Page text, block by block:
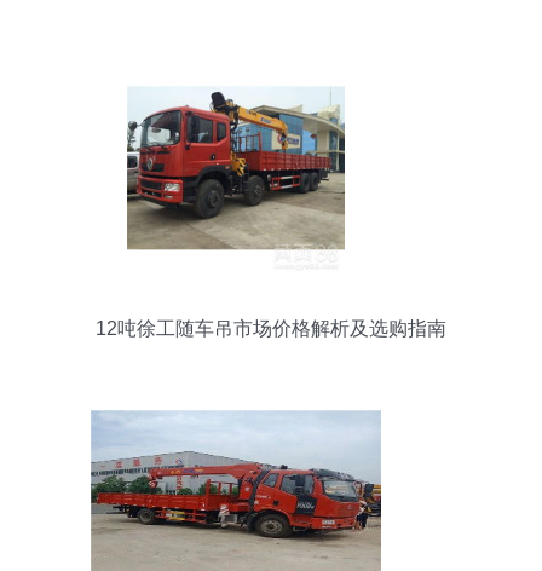
12吨徐工随车吊市场价格解析及选购指南